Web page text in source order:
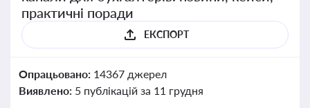
практичні поради
ЕКСПОРТ
Опрацьовано: 14367 джерел
Виявлено: 5 публікацій за 11 грудня